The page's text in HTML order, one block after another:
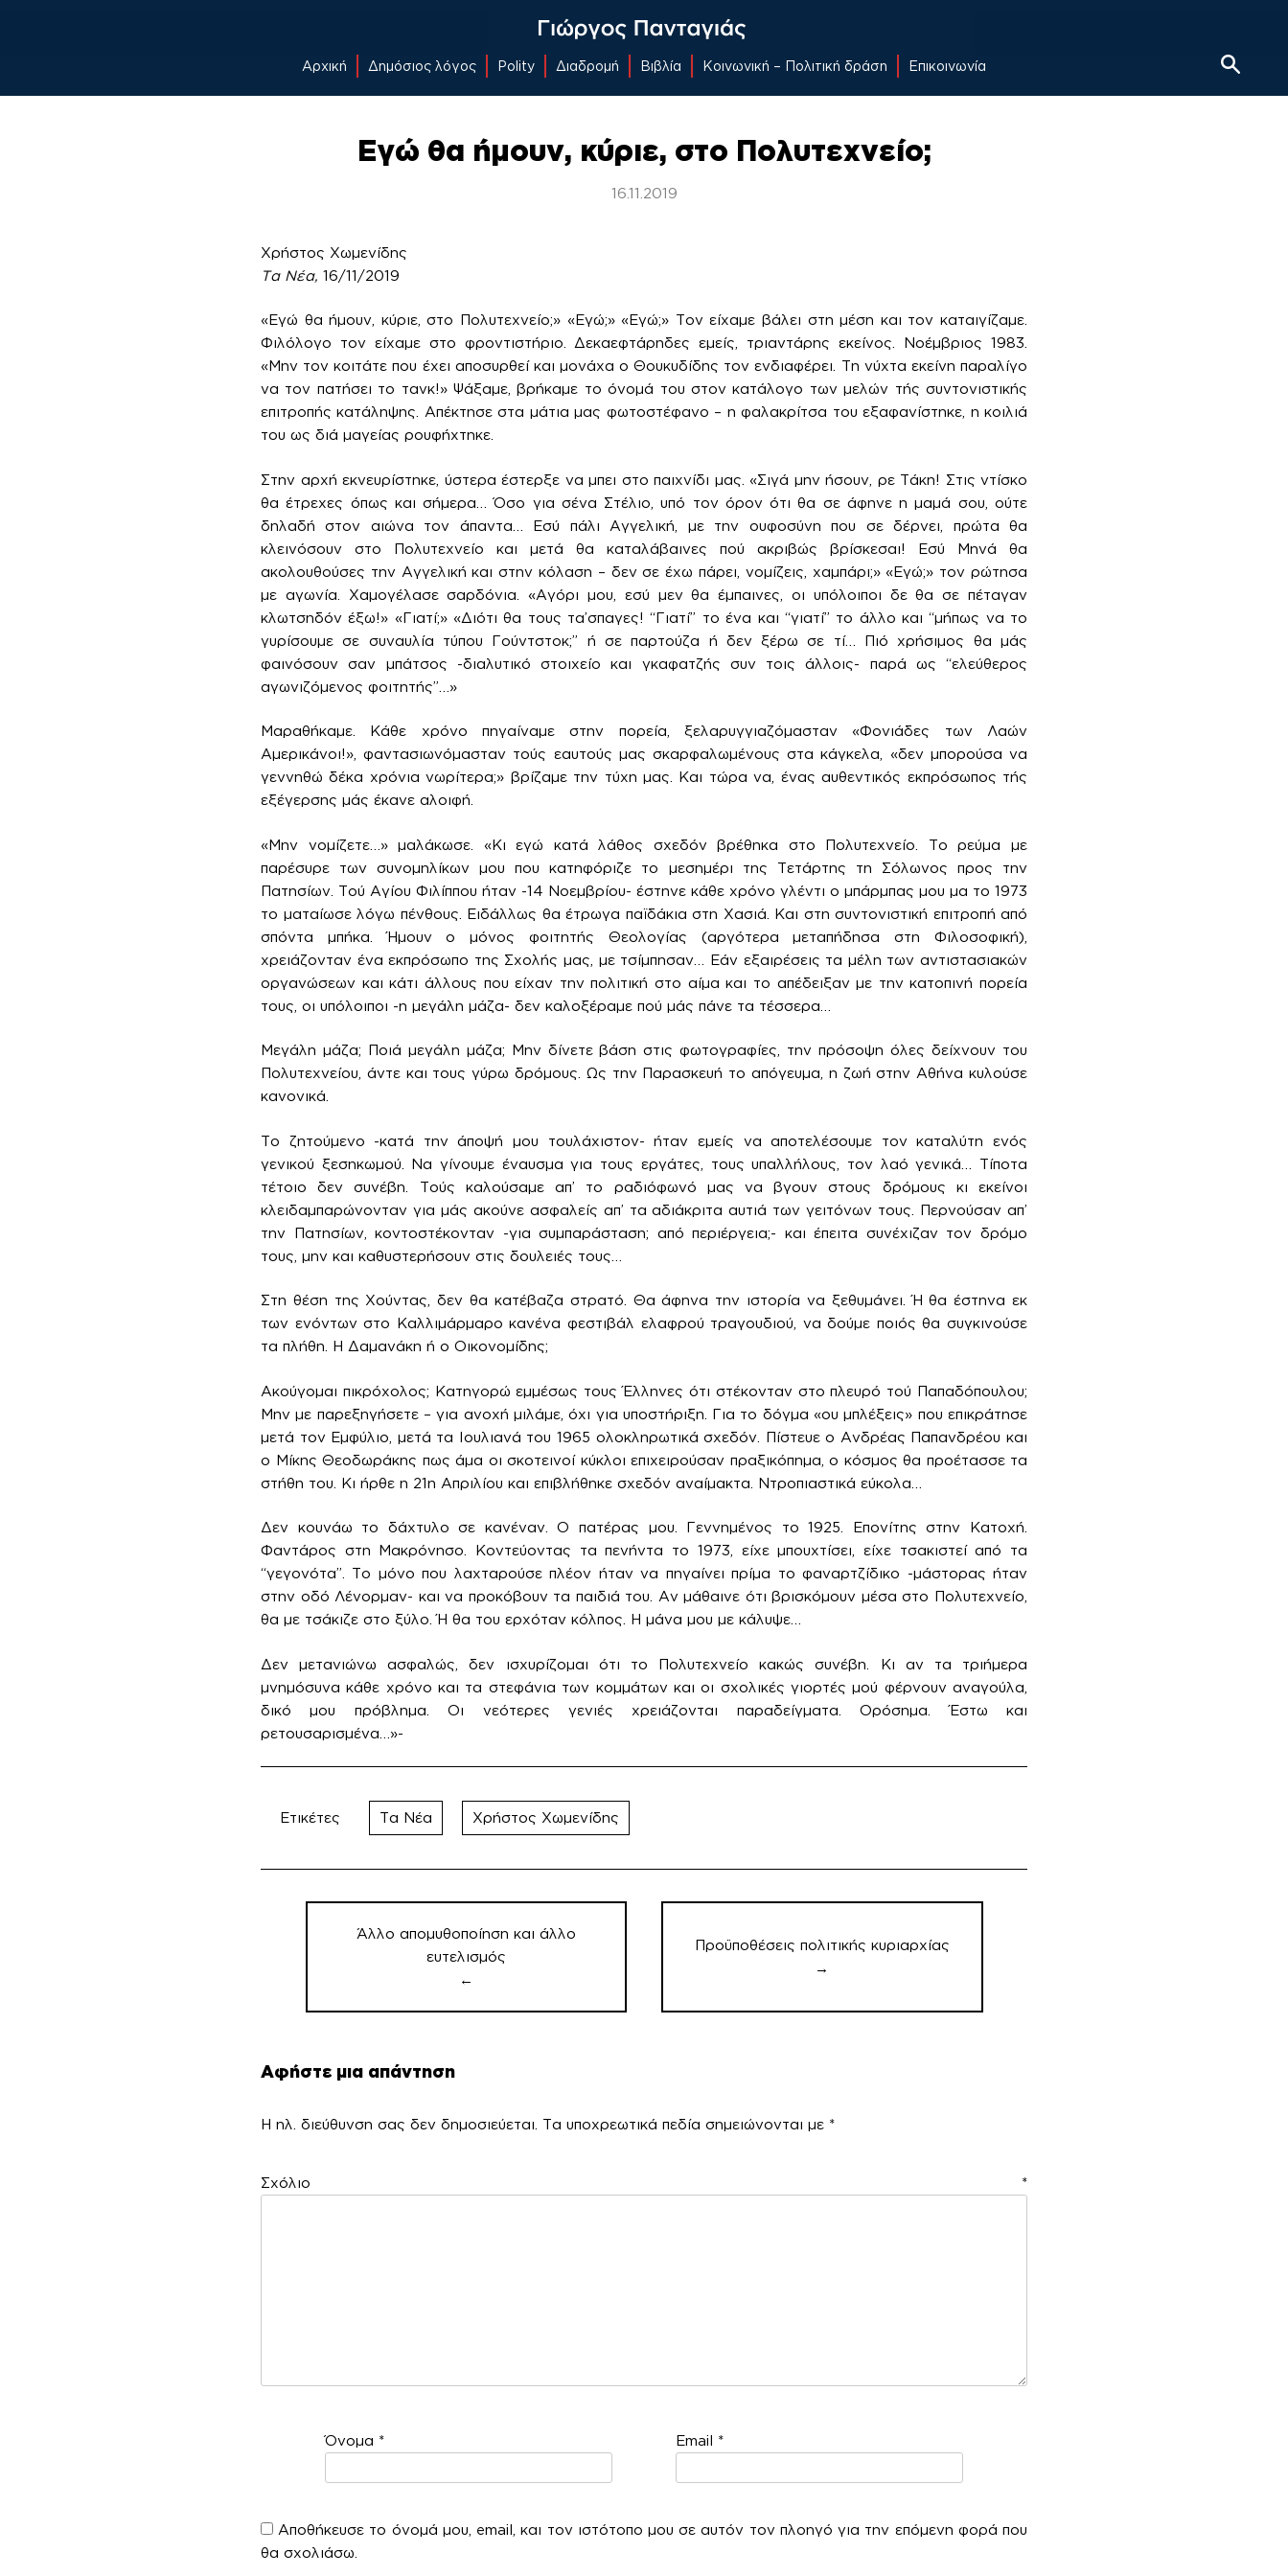
Αρχική Δημόσιος λόγος Polity Διαδρομή Βιβλία Κοινωνική – Πολιτική δράση Επικοινωνία
Εγώ θα ήμουν, κύριε, στο Πολυτεχνείο;
16.11.2019
Χρήστος Χωμενίδης
Τα Νέα, 16/11/2019
«Εγώ θα ήμουν, κύριε, στο Πολυτεχνείο;» «Εγώ;» «Εγώ;» Τον είχαμε βάλει στη μέση και τον καταιγίζαμε.
Φιλόλογο τον είχαμε στο φροντιστήριο. Δεκαεφτάρηδες εμείς, τριαντάρης εκείνος. Νοέμβριος 1983.
«Μην τον κοιτάτε που έχει αποσυρθεί και μονάχα ο Θουκυδίδης τον ενδιαφέρει. Τη νύχτα εκείνη παραλίγο
να τον πατήσει το τανκ!» Ψάξαμε, βρήκαμε το όνομά του στον κατάλογο των μελών τής συντονιστικής
επιτροπής κατάληψης. Απέκτησε στα μάτια μας φωτοστέφανο – η φαλακρίτσα του εξαφανίστηκε, η κοιλιά
του ως διά μαγείας ρουφήχτηκε.
Στην αρχή εκνευρίστηκε, ύστερα έστερξε να μπει στο παιχνίδι μας. «Σιγά μην ήσουν, ρε Τάκη! Στις ντίσκο
θα έτρεχες όπως και σήμερα… Όσο για σένα Στέλιο, υπό τον όρον ότι θα σε άφηνε η μαμά σου, ούτε
δηλαδή στον αιώνα τον άπαντα… Εσύ πάλι Αγγελική, με την ουφοσύνη που σε δέρνει, πρώτα θα
κλεινόσουν στο Πολυτεχνείο και μετά θα καταλάβαινες πού ακριβώς βρίσκεσαι! Εσύ Μηνά θα
ακολουθούσες την Αγγελική και στην κόλαση – δεν σε έχω πάρει, νομίζεις, χαμπάρι;» «Εγώ;» τον ρώτησα
με αγωνία. Χαμογέλασε σαρδόνια. «Αγόρι μου, εσύ μεν θα έμπαινες, οι υπόλοιποι δε θα σε πέταγαν
κλωτσηδόν έξω!» «Γιατί;» «Διότι θα τους τα’σπαγες! “Γιατί” το ένα και “γιατί” το άλλο και “μήπως να το
γυρίσουμε σε συναυλία τύπου Γούντστοκ;” ή σε παρτούζα ή δεν ξέρω σε τί… Πιό χρήσιμος θα μάς
φαινόσουν σαν μπάτσος -διαλυτικό στοιχείο και γκαφατζής συν τοις άλλοις- παρά ως “ελεύθερος
αγωνιζόμενος φοιτητής”…»
Μαραθήκαμε. Κάθε χρόνο πηγαίναμε στην πορεία, ξελαρυγγιαζόμασταν «Φονιάδες των Λαών
Αμερικάνοι!», φαντασιωνόμασταν τούς εαυτούς μας σκαρφαλωμένους στα κάγκελα, «δεν μπορούσα να
γεννηθώ δέκα χρόνια νωρίτερα;» βρίζαμε την τύχη μας. Και τώρα να, ένας αυθεντικός εκπρόσωπος τής
εξέγερσης μάς έκανε αλοιφή.
«Μην νομίζετε…» μαλάκωσε. «Κι εγώ κατά λάθος σχεδόν βρέθηκα στο Πολυτεχνείο. Το ρεύμα με
παρέσυρε των συνομηλίκων μου που κατηφόριζε το μεσημέρι της Τετάρτης τη Σόλωνος προς την
Πατησίων. Τού Αγίου Φιλίππου ήταν -14 Νοεμβρίου- έστηνε κάθε χρόνο γλέντι ο μπάρμπας μου μα το 1973
το ματαίωσε λόγω πένθους. Ειδάλλως θα έτρωγα παϊδάκια στη Χασιά. Και στη συντονιστική επιτροπή από
σπόντα μπήκα. Ήμουν ο μόνος φοιτητής Θεολογίας (αργότερα μεταπήδησα στη Φιλοσοφική),
χρειάζονταν ένα εκπρόσωπο της Σχολής μας, με τσίμπησαν… Εάν εξαιρέσεις τα μέλη των αντιστασιακών
οργανώσεων και κάτι άλλους που είχαν την πολιτική στο αίμα και το απέδειξαν με την κατοπινή πορεία
τους, οι υπόλοιποι -η μεγάλη μάζα- δεν καλοξέραμε πού μάς πάνε τα τέσσερα…
Μεγάλη μάζα; Ποιά μεγάλη μάζα; Μην δίνετε βάση στις φωτογραφίες, την πρόσοψη όλες δείχνουν του
Πολυτεχνείου, άντε και τους γύρω δρόμους. Ως την Παρασκευή το απόγευμα, η ζωή στην Αθήνα κυλούσε
κανονικά.
Το ζητούμενο -κατά την άποψή μου τουλάχιστον- ήταν εμείς να αποτελέσουμε τον καταλύτη ενός
γενικού ξεσηκωμού. Να γίνουμε έναυσμα για τους εργάτες, τους υπαλλήλους, τον λαό γενικά… Τίποτα
τέτοιο δεν συνέβη. Τούς καλούσαμε απ’ το ραδιόφωνό μας να βγουν στους δρόμους κι εκείνοι
κλειδαμπαρώνονταν για μάς ακούνε ασφαλείς απ’ τα αδιάκριτα αυτιά των γειτόνων τους. Περνούσαν απ’
την Πατησίων, κοντοστέκονταν -για συμπαράσταση; από περιέργεια;- και έπειτα συνέχιζαν τον δρόμο
τους, μην και καθυστερήσουν στις δουλειές τους…
Στη θέση της Χούντας, δεν θα κατέβαζα στρατό. Θα άφηνα την ιστορία να ξεθυμάνει. Ή θα έστηνα εκ
των ενόντων στο Καλλιμάρμαρο κανένα φεστιβάλ ελαφρού τραγουδιού, να δούμε ποιός θα συγκινούσε
τα πλήθη. Η Δαμανάκη ή ο Οικονομίδης;
Ακούγομαι πικρόχολος; Κατηγορώ εμμέσως τους Έλληνες ότι στέκονταν στο πλευρό τού Παπαδόπουλου;
Μην με παρεξηγήσετε – για ανοχή μιλάμε, όχι για υποστήριξη. Για το δόγμα «ου μπλέξεις» που επικράτησε
μετά τον Εμφύλιο, μετά τα Ιουλιανά του 1965 ολοκληρωτικά σχεδόν. Πίστευε ο Ανδρέας Παπανδρέου και
ο Μίκης Θεοδωράκης πως άμα οι σκοτεινοί κύκλοι επιχειρούσαν πραξικόπημα, ο κόσμος θα προέτασσε τα
στήθη του. Κι ήρθε η 21η Απριλίου και επιβλήθηκε σχεδόν αναίμακτα. Ντροπιαστικά εύκολα…
Δεν κουνάω το δάχτυλο σε κανέναν. Ο πατέρας μου. Γεννημένος το 1925. Επονίτης στην Κατοχή.
Φαντάρος στη Μακρόνησο. Κοντεύοντας τα πενήντα το 1973, είχε μπουχτίσει, είχε τσακιστεί από τα
“γεγονότα”. Το μόνο που λαχταρούσε πλέον ήταν να πηγαίνει πρίμα το φαναρτζίδικο -μάστορας ήταν
στην οδό Λένορμαν- και να προκόβουν τα παιδιά του. Αν μάθαινε ότι βρισκόμουν μέσα στο Πολυτεχνείο,
θα με τσάκιζε στο ξύλο. Ή θα του ερχόταν κόλπος. Η μάνα μου με κάλυψε…
Δεν μετανιώνω ασφαλώς, δεν ισχυρίζομαι ότι το Πολυτεχνείο κακώς συνέβη. Κι αν τα τριήμερα
μνημόσυνα κάθε χρόνο και τα στεφάνια των κομμάτων και οι σχολικές γιορτές μού φέρνουν αναγούλα,
δικό μου πρόβλημα. Οι νεότερες γενιές χρειάζονται παραδείγματα. Ορόσημα. Έστω και
ρετουσαρισμένα…»-
Ετικέτες Τα Νέα Χρήστος Χωμενίδης
Πλοήγηση
άρθρωνΆλλο απομυθοποίηση και άλλο
ευτελισμός
←
Προϋποθέσεις πολιτικής κυριαρχίας
→
Αφήστε μια απάντηση
Η ηλ. διεύθυνση σας δεν δημοσιεύεται. Τα υποχρεωτικά πεδία σημειώνονται με *
Σχόλιο *
Όνομα * Email *
Αποθήκευσε το όνομά μου, email, και τον ιστότοπο μου σε αυτόν τον πλοηγό για την επόμενη φορά που
θα σχολιάσω.